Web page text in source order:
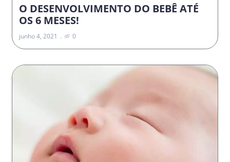
O DESENVOLVIMENTO DO BEBÊ ATÉ
OS 6 MESES!
junho 4, 2021 0